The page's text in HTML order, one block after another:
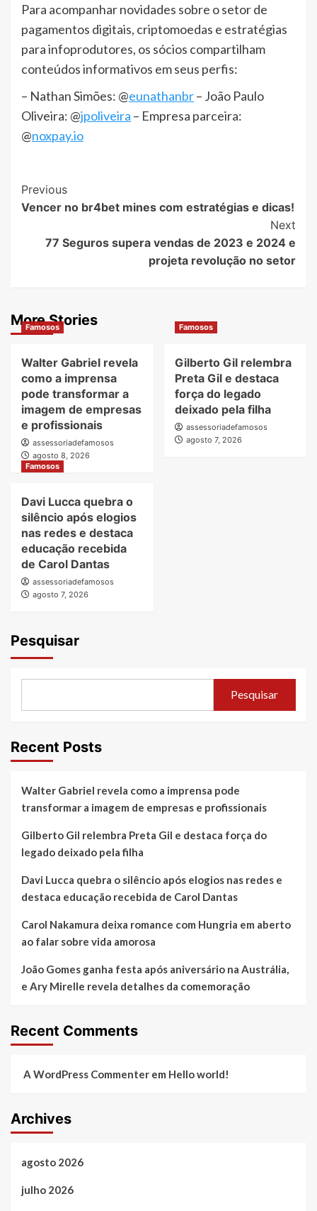
Para acompanhar novidades sobre o setor de
pagamentos digitais, criptomoedas e estratégias
para infoprodutores, os sócios compartilham
conteúdos informativos em seus perfis:
– Nathan Simões: @eunathanbr– João Paulo
Oliveira: @jpoliveira – Empresa parceira:
@noxpay.io
Post
Navigation
Previous
Vencer no br4bet mines com estratégias e dicas!
Next
77 Seguros supera vendas de 2023 e 2024 e
projeta revolução no setor
More Stories
Famosos
Walter Gabriel revela
como a imprensa
pode transformar a
imagem de empresas
e profissionais
assessoriadefamosos
agosto 8, 2026
Famosos
Gilberto Gil relembra
Preta Gil e destaca
força do legado
deixado pela filha
assessoriadefamosos
agosto 7, 2026
Famosos
Davi Lucca quebra o
silêncio após elogios
nas redes e destaca
educação recebida
de Carol Dantas
assessoriadefamosos
agosto 7, 2026
Pesquisar
Pesquisar
Recent Posts
Walter Gabriel revela como a imprensa pode
transformar a imagem de empresas e profissionais
Gilberto Gil relembra Preta Gil e destaca força do
legado deixado pela filha
Davi Lucca quebra o silêncio após elogios nas redes e
destaca educação recebida de Carol Dantas
Carol Nakamura deixa romance com Hungria em aberto
ao falar sobre vida amorosa
João Gomes ganha festa após aniversário na Austrália,
e Ary Mirelle revela detalhes da comemoração
Recent Comments
A WordPress Commenter em Hello world!
Archives
agosto 2026
julho 2026